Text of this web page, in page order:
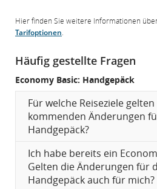
Hier finden Sie weitere Informationen
Tarifoptionen.
Häufig gestellte Fragen
Economy Basic: Handgepäck
Für welche Reiseziele
kommenden Änderungen
Handgepäck?
Ich habe bereits ein
Gelten die Änderungen für
Handgepäck auch für mich?